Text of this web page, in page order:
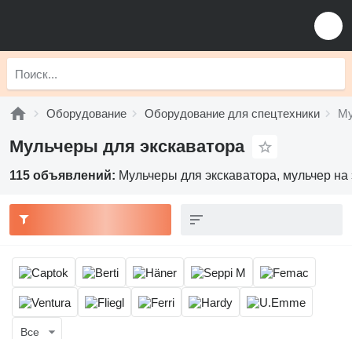
Оборудование Оборудование для спецтехники
Мульчеры для экскаватора
115 объявлений: Мульчеры для экскаватора, мульчер на
Все